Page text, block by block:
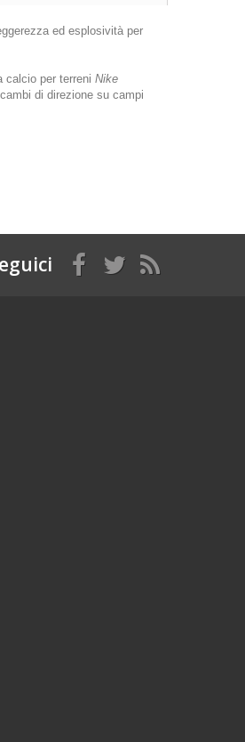
ed esplosività per
calcio per terreni Nike
di direzione su campi